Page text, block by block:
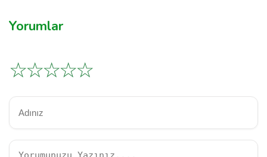
Yorumlar
☆
☆
☆
☆
☆